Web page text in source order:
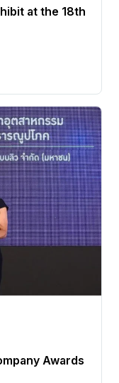
at the 18th
Awards